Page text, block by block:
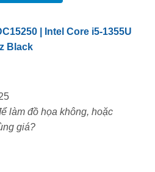
có thiết kế đơn giản
nhám hoặc bạc giúp máy
mang theo khi di chuyển.
tạo cảm giác máy nhỏ gọn
cũng rộng rãi và thoáng mắt
| Intel Core i5-1355U
Black
làm đồ họa không, hoặc
giá?